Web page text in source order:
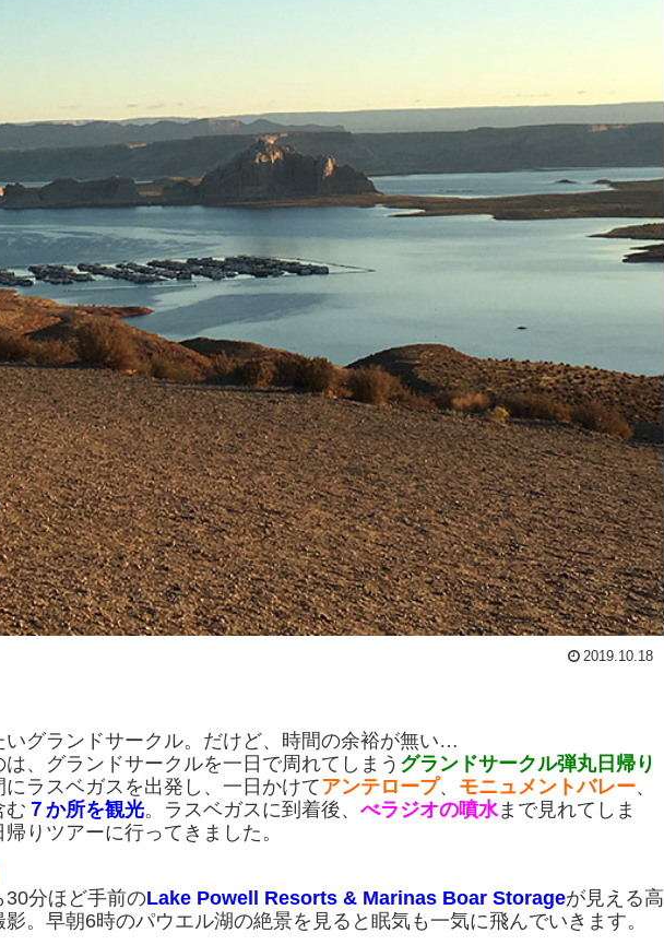
2019.10.18
グランドサークル。だけど、時間の余裕が無い…
、グランドサークルを一日で周れてしまう グランドサークル弾丸日帰り
ラスベガスを出発し、一日かけてアンテロープ、 モニュメントバレー、
む ７か所を観光。ラスベガスに到着後、 べラジオの噴水まで見れてしま
りツアーに行ってきました。
30分ほど手前のLake Powell Resorts & Marinas Boar Storageが見える高
。早朝6時のパウエル湖の絶景を見ると眠気も一気に飛んでいきます。